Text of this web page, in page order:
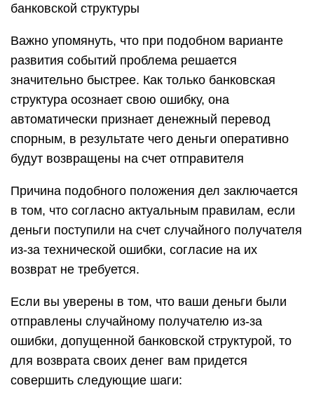
банковской структуры
Важно упомянуть, что при подобном варианте
развития событий проблема решается
значительно быстрее. Как только банковская
структура осознает свою ошибку, она
автоматически признает денежный перевод
спорным, в результате чего деньги оперативно
будут возвращены на счет отправителя
Причина подобного положения дел заключается
в том, что согласно актуальным правилам, если
деньги поступили на счет случайного получателя
из-за технической ошибки, согласие на их
возврат не требуется.
Если вы уверены в том, что ваши деньги были
отправлены случайному получателю из-за
ошибки, допущенной банковской структурой, то
для возврата своих денег вам придется
совершить следующие шаги: